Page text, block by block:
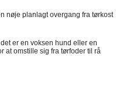
nøje planlagt overgang fra tørkost
er en voksen hund eller en
at omstille sig fra tørfoder til rå